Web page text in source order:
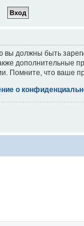
должны быть
дополнительные
Помните, что ваше
о